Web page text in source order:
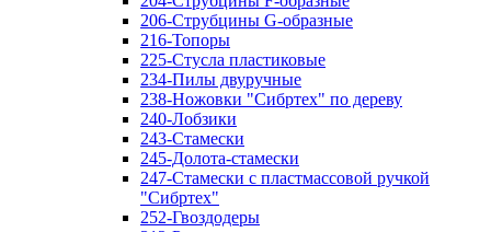
206-Струбцины G-образные
216-Топоры
225-Стусла пластиковые
234-Пилы двуручные
238-Ножовки "Сибртех" по дереву
240-Лобзики
243-Стамески
245-Долота-стамески
247-Стамески с пластмассовой ручкой
"Сибртех"
252-Гвоздодеры